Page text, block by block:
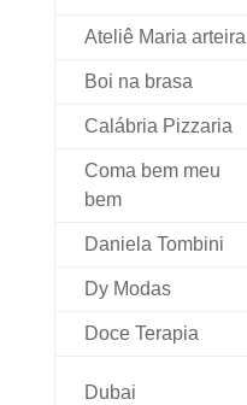
Ateliê Maria arteira
Boi na brasa
Calábria Pizzaria
Coma bem meu
bem
Daniela Tombini
Dy Modas
Doce Terapia
Dubai